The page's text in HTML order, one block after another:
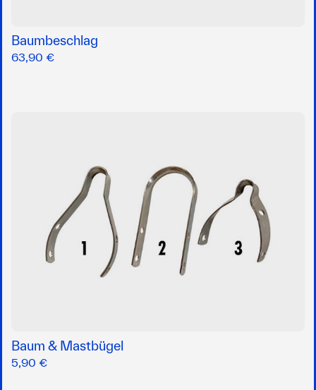
Baumbeschlag
63,90 €
Baum & Mastbügel
5,90 €